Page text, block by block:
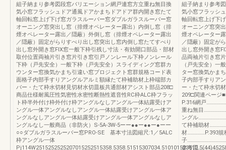
組子納まり参考図段窓バリエーション網戸連窓方立重ね無目換
気小窓フラッシュドア通風ドアかまちドアドア群内開き窓たて
軸回転窓上げ下げ窓ガラスルーバー窓ダブルガラスルーバー窓
オーニング窓突出し窓（排煙オペレーター露出）内倒し窓（排
煙オペレーター露出／隠蔽）外倒し窓（排煙オペレーター露出
／隠蔽）固定がらりすべり出し窓突出し窓内倒し窓たてすべり
出し窓外開き窓FIX窓一般下枠引残し寸法・有効開口部品・部材
取付位置両袖片引き窓片引き窓引戸ノンレール下枠ノンレール
下枠（戸先安全）一般下枠（戸先安全）スライディング窓群カ
ウンター窓換気かまち引違い窓プロジェクト窓群規格コード表
面格子内部手すりアングルアルミ額縁たて枠補助材上枠端部カ
バー・たて枠水切材見切材水切皿板共通部材アシスト部品208□
商品仕様耐風圧性気密性水密性断熱性遮音性RC枠ALC枠フラッ
ト枠半外付け枠外付け枠アングルなしアングル一体結露受けア
ングル一体アングルなしアングル一体結露受けアングル一体ア
ングルなしアングル一体結露受けアングル一体アングルなしア
ングルなし一般商品（非防火）S-5A-3W-5ーー●●ー●●ー●ーー
○○ダブルガラスルーバー窓PRO-SE 基本寸法図縮尺:1／5ALC
枠アングル一体
組子納まり参考
気小窓フラッシ
軸回転窓上げ下
オーニング窓突
煙オペレーター
／隠蔽）固定が
出し窓外開き窓
品両袖片引き窓
（戸先安全）一
ター窓換気かま
子内部手すりア
ー・たて枠水切
209□関連ペー
P.316網戸
重ね無目
ングル
て枠補助材
材……………P.393
子
参考図